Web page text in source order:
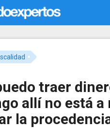
traer
allí no está
la